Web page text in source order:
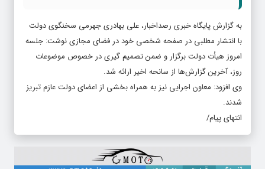
به گزارش پایگاه خبری رصداخبار، علی بهادری جهرمی سخنگوی دولت
با انتشار مطلبی در صفحه شخصی خود در فضای مجازی نوشت: جلسه
امروز هیأت دولت برگزار و ضمن تصمیم گیری در خصوص موضوعات
روز، آخرین گزارش‌ها از سانحه اخیر ارائه شد.
وی افزود: معاون اجرایی نیز به همراه بخشی از اعضای دولت عازم تبریز
شدند.
انتهای پیام/